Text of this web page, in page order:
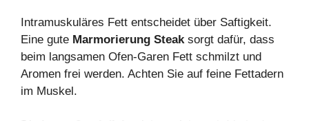
Intramuskuläres Fett entscheidet über Saftigkeit.
Eine gute Marmorierung Steaksorgt dafür, dass
beim langsamen Ofen‑Garen Fett schmilzt und
Aromen frei werden. Achten Sie auf feine Fettadern
im Muskel.